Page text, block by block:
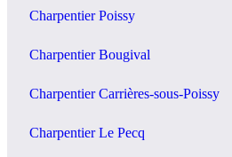
Charpentier Poissy
Charpentier Bougival
Charpentier Carrières-sous-Poissy
Charpentier Le Pecq